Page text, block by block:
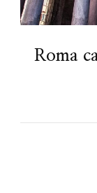
Roma